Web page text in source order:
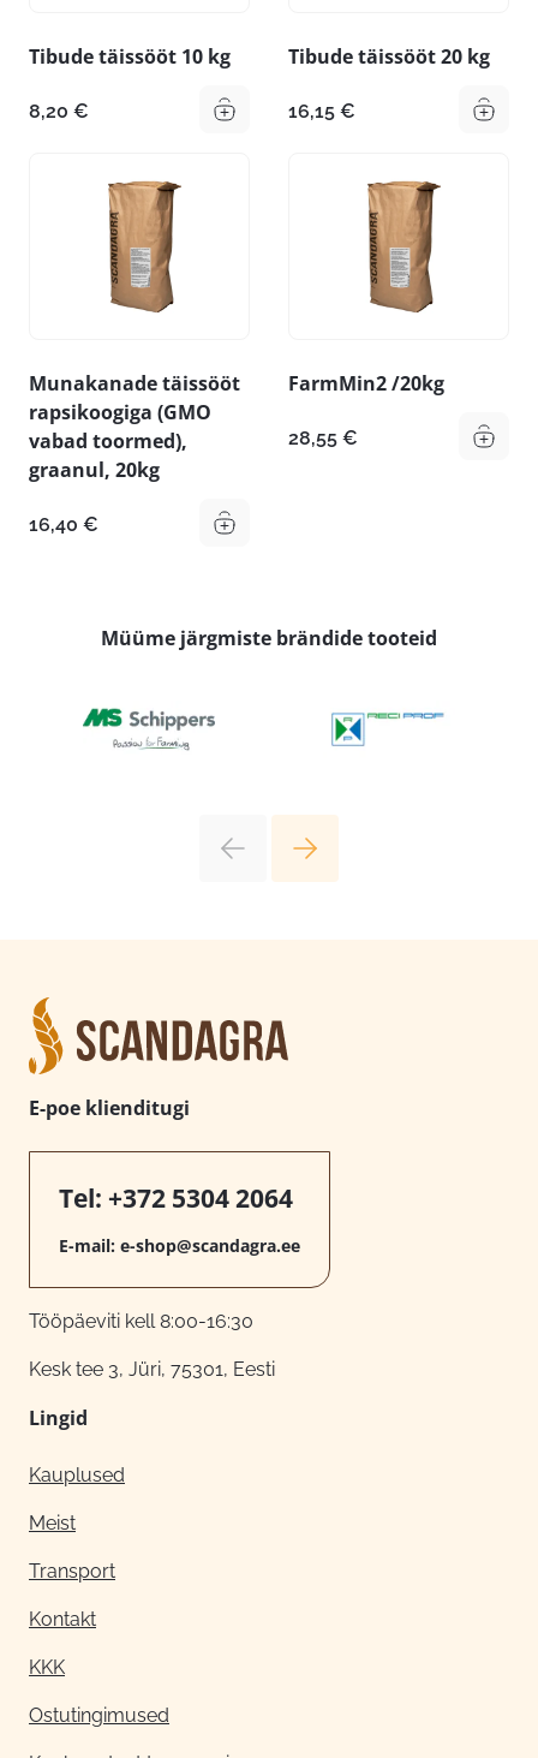
Tibude täissööt 10 kg
8,20 €
Tibude täissööt 20 kg
16,15 €
Munakanade täissööt
rapsikoogiga (GMO
vabad toormed),
graanul, 20kg
16,40 €
FarmMin2 /20kg
28,55 €
Müüme järgmiste brändide tooteid
E-poe klienditugi
Tel: +372 5304 2064
E-mail: e-shop@scandagra.ee
Tööpäeviti kell 8:00-16:30
Kesk tee 3, Jüri, 75301, Eesti
Lingid
Kauplused
Meist
Transport
Kontakt
KKK
Ostutingimused